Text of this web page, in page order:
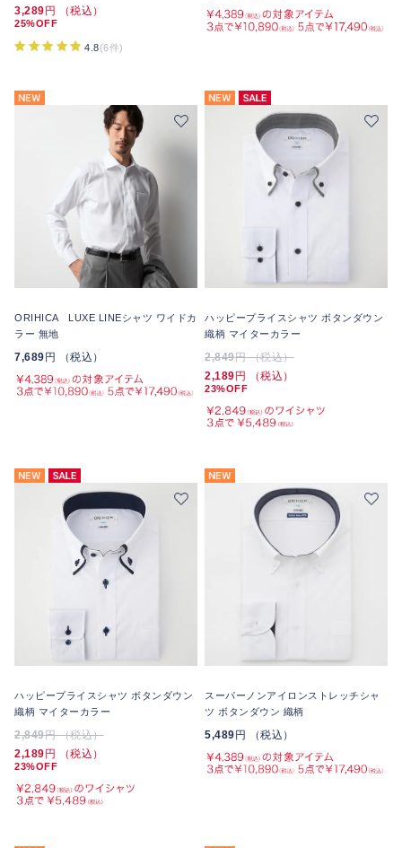
3,289 円 （税込）
25%OFF
4.8(6件)
ORIHICA LUXE LINEシャツ ワイドカ
ラー 無地
7,689 円 （税込）
ハッピープライスシャツ ボタンダウン
織柄 マイターカラー
2,849円 （税込）
2,189 円 （税込）
23%OFF
ハッピープライスシャツ ボタンダウン
織柄 マイターカラー
2,849円 （税込）
2,189 円 （税込）
23%OFF
スーパーノンアイロンストレッチシャ
ツ ボタンダウン 織柄
5,489 円 （税込）